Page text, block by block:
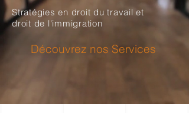
Stratégies en droit du travail et
droit de l'immigration
Découvrez nos Services